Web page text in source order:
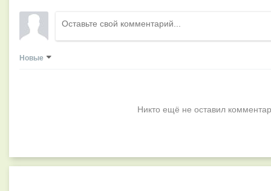
Новые
Никто ещё не оставил